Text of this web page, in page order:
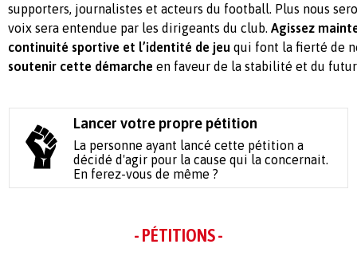
supporters, journalistes et acteurs du football. Plus nous
voix sera entendue par les dirigeants du club. Agissez
continuité sportive et l’identité de jeu qui font la fierté de
soutenir cette démarche en faveur de la stabilité et du
Lancer votre propre pétition
La personne ayant lancé cette pétition a
décidé d'agir pour la cause qui la concernait.
En ferez-vous de même ?
- PÉTITIONS -